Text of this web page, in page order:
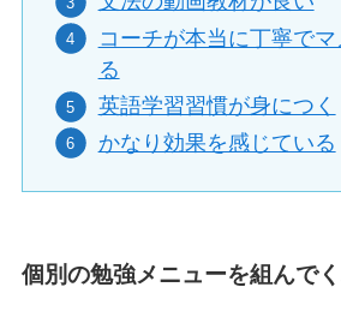
コーチが本当に丁寧で
る
英語学習習慣が身につく
かなり効果を感じている
個別の勉強メニューを組んで